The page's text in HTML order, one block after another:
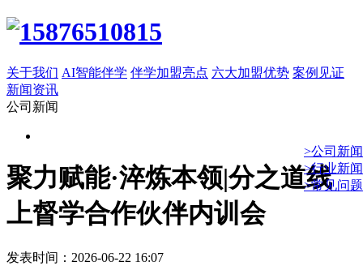
关于我们 AI智能伴学 伴学加盟亮点 六大加盟优势 案例见证
新闻资讯
公司新闻
>公司新闻
>行业新闻
>常见问题
聚力赋能·淬炼本领|分之道线
上督学合作伙伴内训会
发表时间：2026-06-22 16:07